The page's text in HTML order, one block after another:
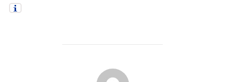
BEITRAGSAUTOR